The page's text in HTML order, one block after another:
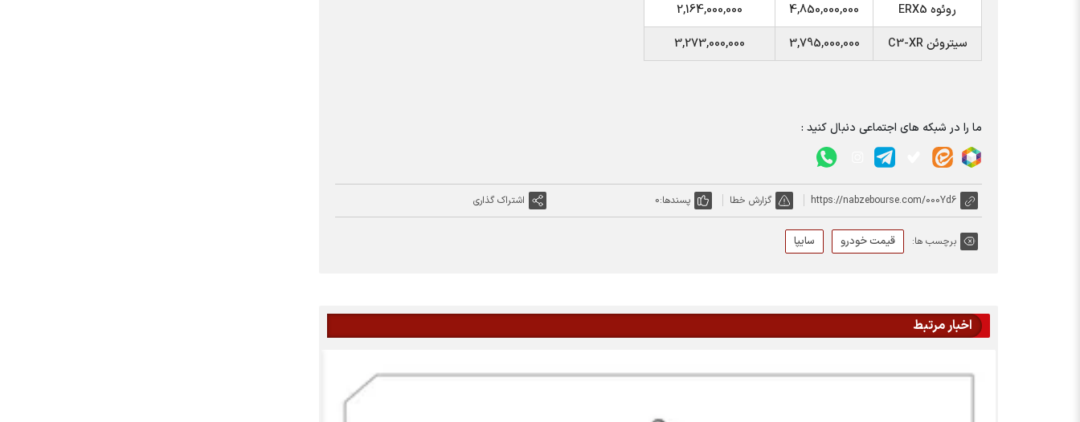
روئوه ERX5 4,850,000,000
2,164,000,000
سیتروئن C3-XR
3,795,000,000
3,273,000,000
ما را در شبکه های اجتماعی دنبال کنید :
https://nabzebourse.com/000Yd6 گزارش خطا پسندها:0 اشتراک گذاری
برچسب ها: قیمت خودرو سایپا
اخبار مرتبط